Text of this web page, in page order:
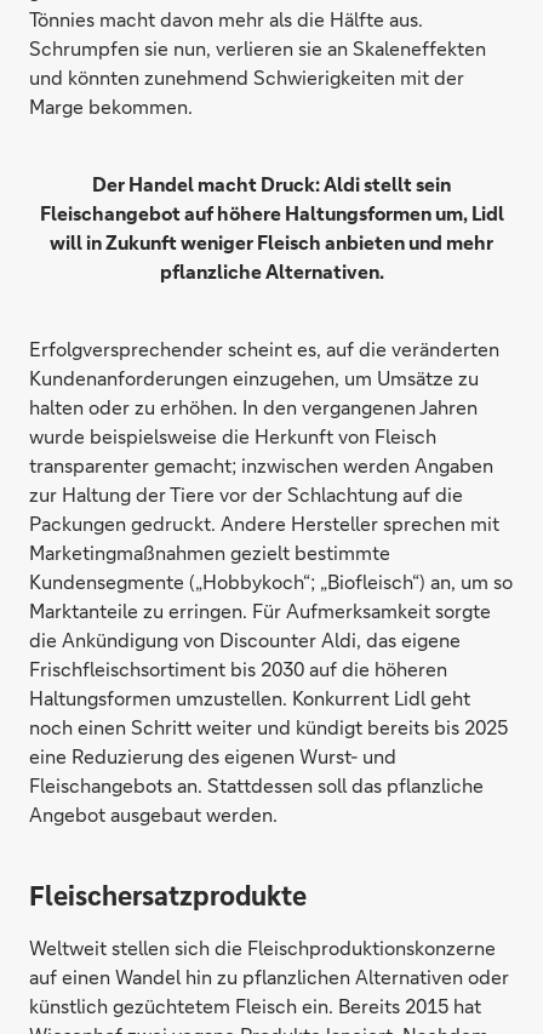
Tönnies macht davon mehr als die Hälfte aus.
Schrumpfen sie nun, verlieren sie an Skaleneffekten
und könnten zunehmend Schwierigkeiten mit der
Marge bekommen.
Der Handel macht Druck: Aldi stellt sein
Fleischangebot auf höhere Haltungsformen um, Lidl
will in Zukunft weniger Fleisch anbieten und mehr
pflanzliche Alternativen.
Erfolgversprechender scheint es, auf die veränderten
Kundenanforderungen einzugehen, um Umsätze zu
halten oder zu erhöhen. In den vergangenen Jahren
wurde beispielsweise die Herkunft von Fleisch
transparenter gemacht; inzwischen werden Angaben
zur Haltung der Tiere vor der Schlachtung auf die
Packungen gedruckt. Andere Hersteller sprechen mit
Marketingmaßnahmen gezielt bestimmte
Kundensegmente („Hobbykoch“; „Biofleisch“) an, um so
Marktanteile zu erringen. Für Aufmerksamkeit sorgte
die Ankündigung von Discounter Aldi, das eigene
Frischfleischsortiment bis 2030 auf die höheren
Haltungsformen umzustellen. Konkurrent Lidl geht
noch einen Schritt weiter und kündigt bereits bis 2025
eine Reduzierung des eigenen Wurst- und
Fleischangebots an. Stattdessen soll das pflanzliche
Angebot ausgebaut werden.
Fleischersatzprodukte
Weltweit stellen sich die Fleischproduktionskonzerne
auf einen Wandel hin zu pflanzlichen Alternativen oder
künstlich gezüchtetem Fleisch ein. Bereits 2015 hat